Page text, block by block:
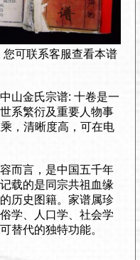
可联系客服查看本谱
山金氏宗谱: 十卷是一
系繁衍及重要人物事
，清晰度高，可在电
而言，是中国五千年
载的是同宗共祖血缘
历史图籍。家谱属珍
学、人口学、社会学
替代的独特功能。